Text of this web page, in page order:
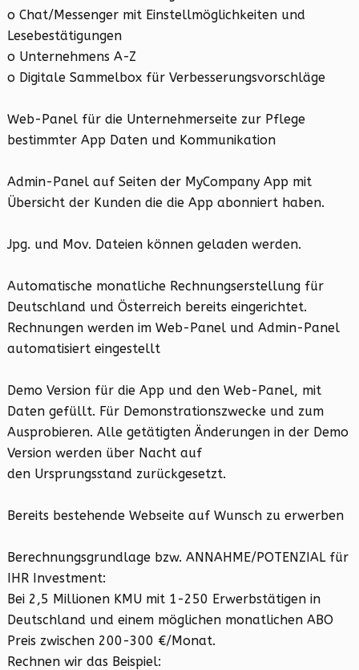
o Chat/Messenger mit Einstellmöglichkeiten und
Lesebestätigungen
o Unternehmens A-Z
o Digitale Sammelbox für Verbesserungsvorschläge
Web-Panel für die Unternehmerseite zur Pflege
bestimmter App Daten und Kommunikation
Admin-Panel auf Seiten der MyCompany App mit
Übersicht der Kunden die die App abonniert haben.
Jpg. und Mov. Dateien können geladen werden.
Automatische monatliche Rechnungserstellung für
Deutschland und Österreich bereits eingerichtet.
Rechnungen werden im Web-Panel und Admin-Panel
automatisiert eingestellt
Demo Version für die App und den Web-Panel, mit
Daten gefüllt. Für Demonstrationszwecke und zum
Ausprobieren. Alle getätigten Änderungen in der Demo
Version werden über Nacht auf
den Ursprungsstand zurückgesetzt.
Bereits bestehende Webseite auf Wunsch zu erwerben
Berechnungsgrundlage bzw. ANNAHME/POTENZIAL für
IHR Investment:
Bei 2,5 Millionen KMU mit 1-250 Erwerbstätigen in
Deutschland und einem möglichen monatlichen ABO
Preis zwischen 200-300 €/Monat.
Rechnen wir das Beispiel: